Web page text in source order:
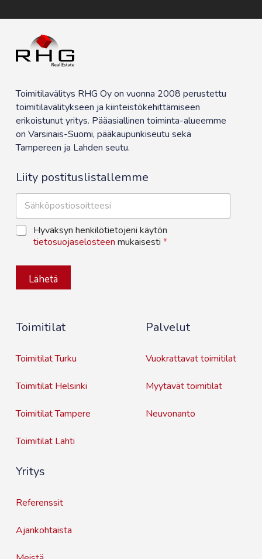
Toimitilavälitys RHG Oy on vuonna 2008 perustettu
toimitilavälitykseen ja kiinteistökehittämiseen
erikoistunut yritys. Pääasiallinen toiminta-alueemme
on Varsinais-Suomi, pääkaupunkiseutu sekä
Tampereen ja Lahden seutu.
Liity postituslistallemme
S
h
k
o
t
T
i
t
a
Hyväksyn henkilötietojeni käytön
tietosuojaselosteen mukaisesti *
Lähetä
Toimitilat
Toimitilat Turku
Toimitilat Helsinki
Toimitilat Tampere
Toimitilat Lahti
Palvelut
Vuokrattavat toimitilat
Myytävät toimitilat
Neuvonanto
Yritys
Referenssit
Ajankohtaista